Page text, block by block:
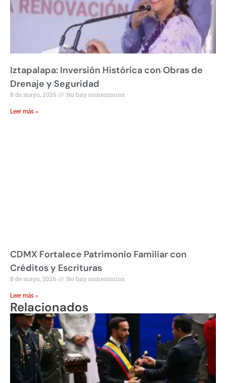
Iztapalapa: Inversión Histórica con Obras de
Drenaje y Seguridad
8 de mayo, 2026 No hay comentarios
Leer más »
CDMX Fortalece Patrimonio Familiar con
Créditos y Escrituras
8 de mayo, 2026 No hay comentarios
Leer más »
Relacionados